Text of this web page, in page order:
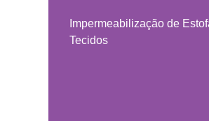
Impermeabilização de
Tecidos